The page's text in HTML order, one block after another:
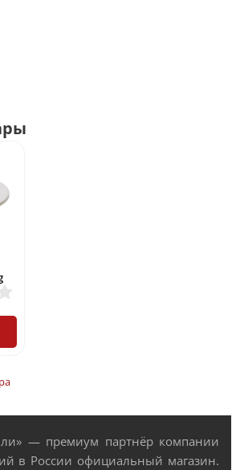
— премиум партнёр компании
в России официальный магазин.